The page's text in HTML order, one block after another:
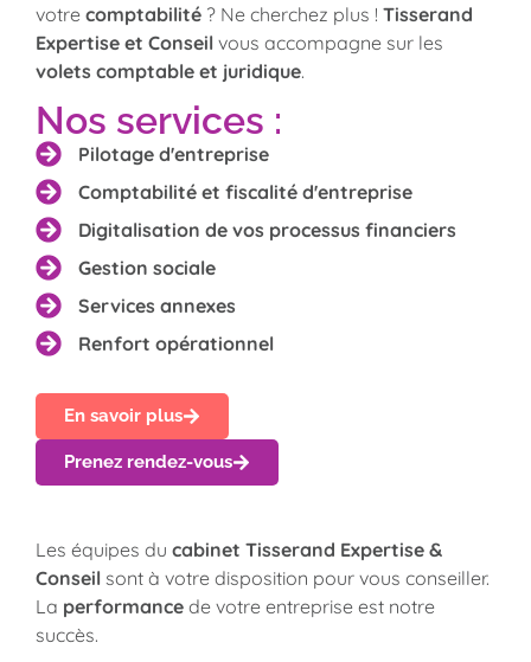
votre comptabilité ? Ne cherchez plus ! Tisserand
Expertise et Conseil vous accompagne sur les
volets comptable et juridique.
Nos services :
Pilotage d'entreprise
Comptabilité et fiscalité d'entreprise
Digitalisation de vos processus financiers
Gestion sociale
Services annexes
Renfort opérationnel
En savoir plus
Prenez rendez-vous
Les équipes du cabinet Tisserand Expertise &
Conseil sont à votre disposition pour vous conseiller.
La performance de votre entreprise est notre
succès.